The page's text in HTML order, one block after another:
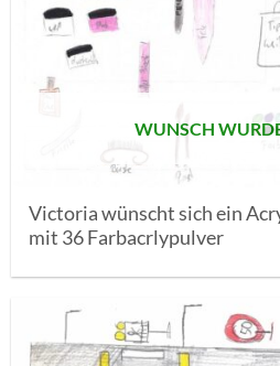
WUNSCH
Victoria wünscht sich ein
mit 36 Farbacrlypulver